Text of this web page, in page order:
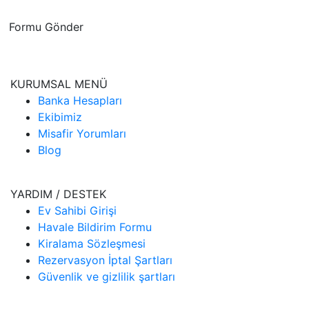
Formu Gönder
KURUMSAL MENÜ
Banka Hesapları
Ekibimiz
Misafir Yorumları
Blog
YARDIM / DESTEK
Ev Sahibi Girişi
Havale Bildirim Formu
Kiralama Sözleşmesi
Rezervasyon İptal Şartları
Güvenlik ve gizlilik şartları